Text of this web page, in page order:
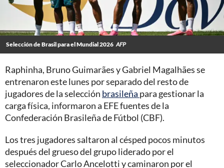
Selección de Brasil para el Mundial 2026 AFP
Raphinha, Bruno Guimarães y Gabriel Magalhães se
entrenaron este lunes por separado del resto de
jugadores de la selección brasileña para gestionar la
carga física, informaron a EFE fuentes de la
Confederación Brasileña de Fútbol (CBF).
Los tres jugadores saltaron al césped pocos minutos
después del grueso del grupo liderado por el
seleccionador Carlo Ancelotti y caminaron por el